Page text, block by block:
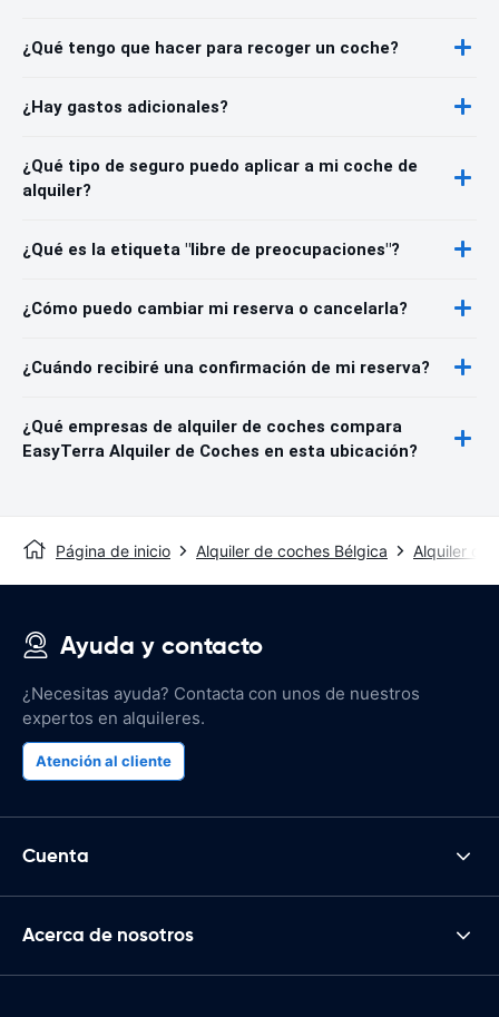
¿Qué tengo que hacer para recoger un coche?
¿Hay gastos adicionales?
¿Qué tipo de seguro puedo aplicar a mi coche de
alquiler?
¿Qué es la etiqueta "libre de preocupaciones"?
¿Cómo puedo cambiar mi reserva o cancelarla?
¿Cuándo recibiré una confirmación de mi reserva?
¿Qué empresas de alquiler de coches compara
EasyTerra Alquiler de Coches en esta ubicación?
Página de inicio Alquiler de coches Bélgica Alquiler de
Ayuda y contacto
¿Necesitas ayuda? Contacta con unos de nuestros
expertos en alquileres.
Atención al cliente
Cuenta
Acerca de nosotros